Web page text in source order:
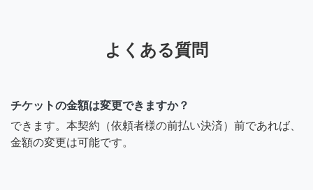
よくある質問
チケットの金額は変更できますか？
できます。本契約（依頼者様の前払い決済）前であれば、
金額の変更は可能です。